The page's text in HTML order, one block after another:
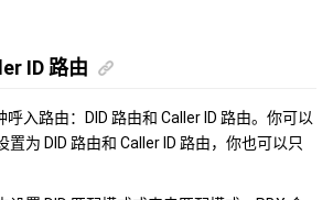
ID 路由
呼入路由：DID 路由和 Caller ID 路由。你可以
为 DID 路由和 Caller ID 路由，你也可以只